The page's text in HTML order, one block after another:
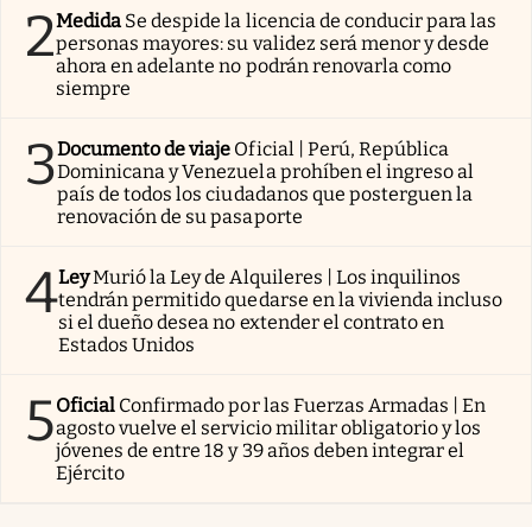
2Medida Se despide la licencia de conducir para las
personas mayores: su validez será menor y desde
ahora en adelante no podrán renovarla como
siempre
3Documento de viaje Oficial | Perú, República
Dominicana y Venezuela prohíben el ingreso al
país de todos los ciudadanos que posterguen la
renovación de su pasaporte
4LeyMurió la Ley de Alquileres | Los inquilinos
tendrán permitido quedarse en la vivienda incluso
si el dueño desea no extender el contrato en
Estados Unidos
5Oficial Confirmado por las Fuerzas Armadas | En
agosto vuelve el servicio militar obligatorio y los
jóvenes de entre 18 y 39 años deben integrar el
Ejército